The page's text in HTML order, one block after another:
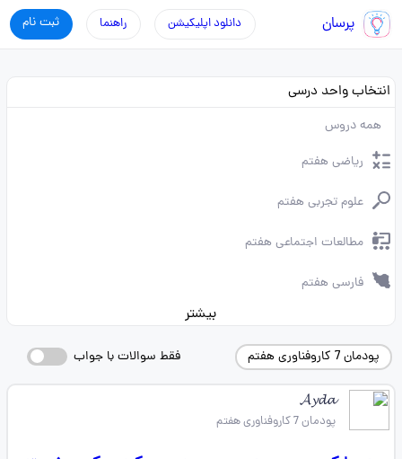
پرسان ثبت نام راهنما دانلود اپلیکیشن
انتخاب واحد درسی
همه دروس
ریاضی هفتم
علوم تجربی هفتم
مطالعات اجتماعی هفتم
فارسی هفتم
بیشتر
پودمان 7 کاروفناوری هفتم فقط سوالات با جواب
𝓐𝔂𝓭𝓪
پودمان 7 کاروفناوری هفتم